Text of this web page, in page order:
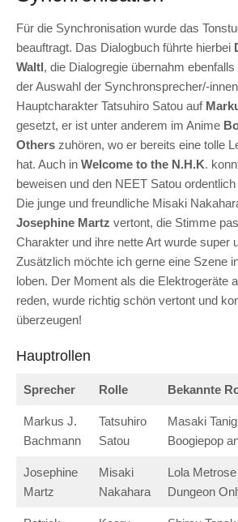
Für die Synchronisation wurde das
beauftragt. Das Dialogbuch führte hierbei
Waltl, die Dialogregie übernahm ebenfalls
der Auswahl der Synchronsprecher/-
Hauptcharakter Tatsuhiro Satou auf
gesetzt, er ist unter anderem im Anime
Others zuhören, wo er bereits eine tolle
hat. Auch in Welcome to the N.H.K.
beweisen und den NEET Satou
Die junge und freundliche Misaki
Josephine Martz vertont, die Stimme
Charakter und ihre nette Art wurde super
Zusätzlich möchte ich gerne eine Szene
loben. Der Moment als die Elektrogeräte
reden, wurde richtig schön vertont und
überzeugen!
Hauptrollen
Sprecher Rolle Bekannte
Markus J.
Bachmann
Tatsuhiro
Satou
Masaki
Boogiepop
Josephine
Martz
Misaki
Nakahara
Lola
Dungeon